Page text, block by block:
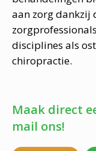
aan zorg dankzij
disciplines als
chiropractie.
Maak direct
mail ons!